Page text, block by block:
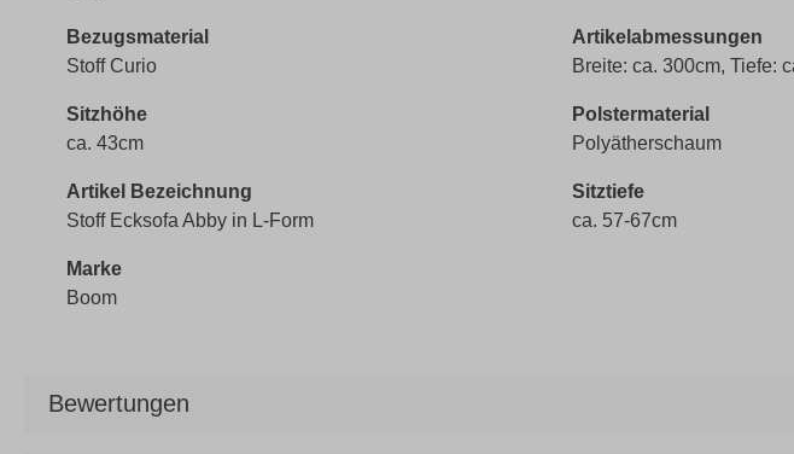
Bezugsmaterial
Stoff Curio
Artikelabmessungen
Breite: ca. 300cm, Tiefe:
Sitzhöhe
ca. 43cm
Polstermaterial
Polyätherschaum
Artikel Bezeichnung
Stoff Ecksofa Abby in L-Form
Sitztiefe
ca. 57-67cm
Marke
Boom
Bewertungen